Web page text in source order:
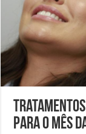
para o mês